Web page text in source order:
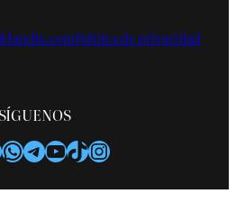
Política de privacidad
SÍGUENOS
WhatsApp
Telegram
YouTube
TikTok
Instagram